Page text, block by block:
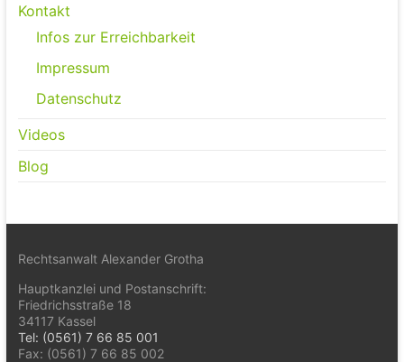
Kontakt
Infos zur Erreichbarkeit
Impressum
Datenschutz
Videos
Blog
Rechtsanwalt Alexander Grotha
Hauptkanzlei und Postanschrift:
Friedrichsstraße 18
34117 Kassel
Tel: (0561) 7 66 85 001
Fax: (0561) 7 66 85 002